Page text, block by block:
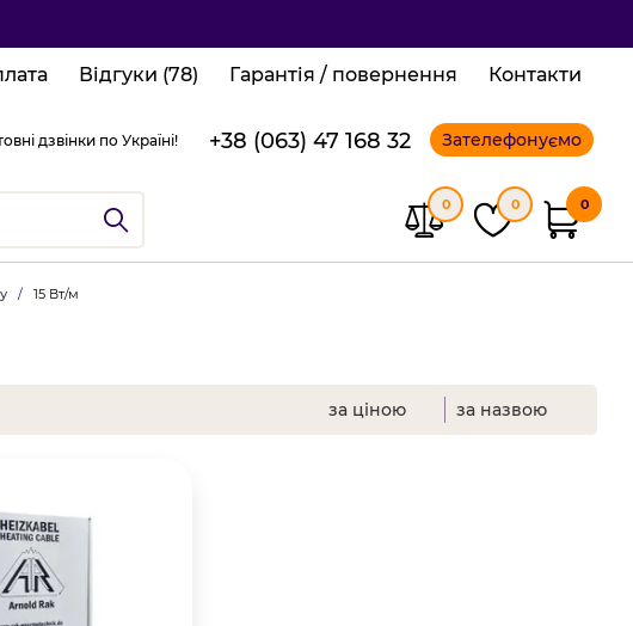
Відгуки (78) Гарантія / повернення Контакти
дзвінки по Україні! +38 (063) 47 168 32 Зателефонуємо
0 0 0
/ 15 Вт/м
за ціною за назвою